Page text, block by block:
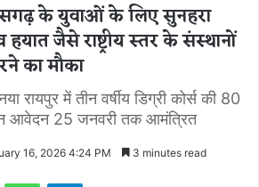
के युवाओं के लिए सुनहरा
जैसे राष्ट्रीय स्तर के संस्थानों
का मौका
रायपुर में तीन वर्षीय डिग्री कोर्स की 80
आवेदन 25 जनवरी तक आमंत्रित
16, 2026 4:24 PM 3 minutes read